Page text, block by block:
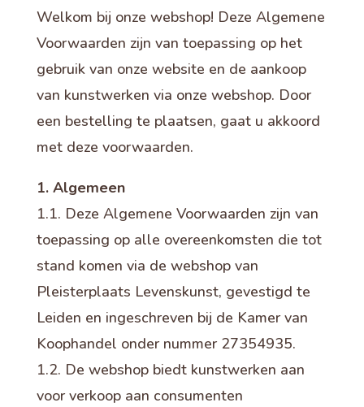
Welkom bij onze webshop! Deze Algemene
Voorwaarden zijn van toepassing op het
gebruik van onze website en de aankoop
van kunstwerken via onze webshop. Door
een bestelling te plaatsen, gaat u akkoord
met deze voorwaarden.
1. Algemeen
1.1. Deze Algemene Voorwaarden zijn van
toepassing op alle overeenkomsten die tot
stand komen via de webshop van
Pleisterplaats Levenskunst, gevestigd te
Leiden en ingeschreven bij de Kamer van
Koophandel onder nummer 27354935.
1.2. De webshop biedt kunstwerken aan
voor verkoop aan consumenten